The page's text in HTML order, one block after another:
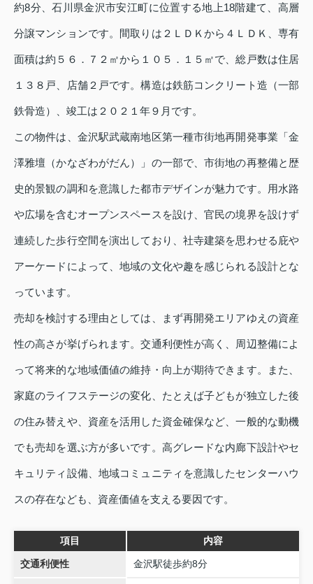
約8分、石川県金沢市安江町に位置する地上18階建て、高層
分譲マンションです。間取りは２ＬＤＫから４ＬＤＫ、専有
面積は約５６．７２㎡から１０５．１５㎡で、総戸数は住居
１３８戸、店舗２戸です。構造は鉄筋コンクリート造（一部
鉄骨造）、竣工は２０２１年９月です。
この物件は、金沢駅武蔵南地区第一種市街地再開発事業「金
澤雅壇（かなざわがだん）」の一部で、市街地の再整備と歴
史的景観の調和を意識した都市デザインが魅力です。用水路
や広場を含むオープンスペースを設け、官民の境界を設けず
連続した歩行空間を演出しており、社寺建築を思わせる庇や
アーケードによって、地域の文化や趣を感じられる設計とな
っています。
売却を検討する理由としては、まず再開発エリアゆえの資産
性の高さが挙げられます。交通利便性が高く、周辺整備によ
って将来的な地域価値の維持・向上が期待できます。また、
家庭のライフステージの変化、たとえば子どもが独立した後
の住み替えや、資産を活用した資金確保など、一般的な動機
でも売却を選ぶ方が多いです。高グレードな内廊下設計やセ
キュリティ設備、地域コミュニティを意識したセンターハウ
スの存在なども、資産価値を支える要因です。
項目 内容
交通利便性 金沢駅徒歩約8分